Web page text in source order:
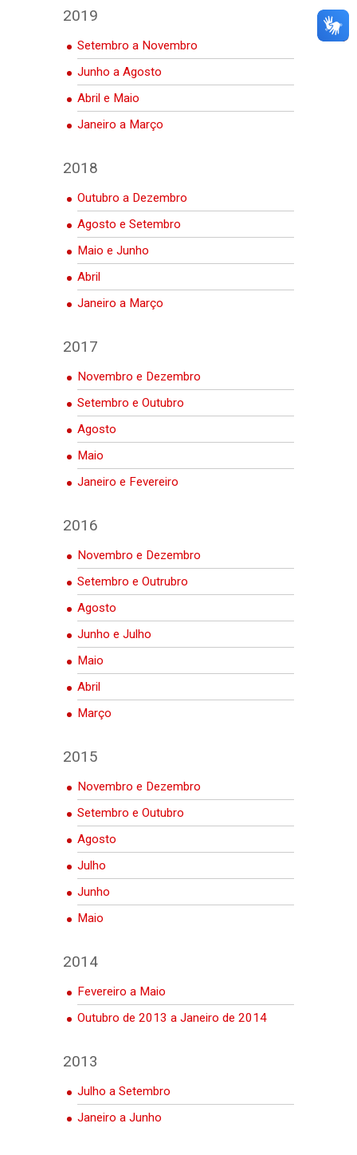
2019
Setembro a Novembro
Junho a Agosto
Abril e Maio
Janeiro a Março
2018
Outubro a Dezembro
Agosto e Setembro
Maio e Junho
Abril
Janeiro a Março
2017
Novembro e Dezembro
Setembro e Outubro
Agosto
Maio
Janeiro e Fevereiro
2016
Novembro e Dezembro
Setembro e Outrubro
Agosto
Junho e Julho
Maio
Abril
Março
2015
Novembro e Dezembro
Setembro e Outubro
Agosto
Julho
Junho
Maio
2014
Fevereiro a Maio
Outubro de 2013 a Janeiro de 2014
2013
Julho a Setembro
Janeiro a Junho